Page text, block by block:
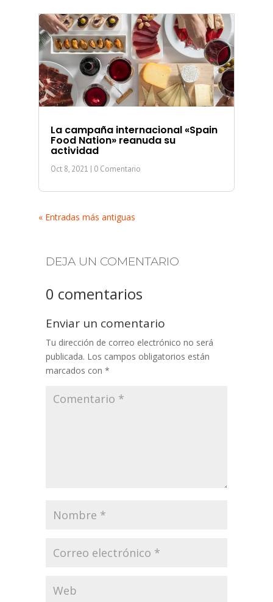
La campaña internacional «Spain
Food Nation» reanuda su
actividad
Oct 8, 2021 | 0 Comentario
« Entradas más antiguas
DEJA UN COMENTARIO
0 comentarios
Enviar un comentario
Tu dirección de correo electrónico no será
publicada. Los campos obligatorios están
marcados con *